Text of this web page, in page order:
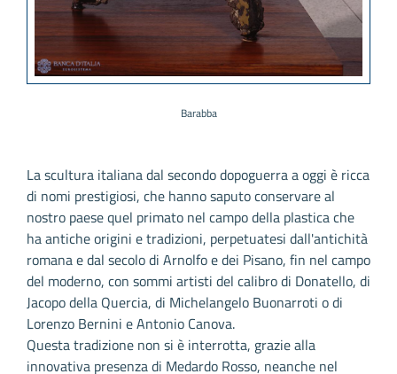
Barabba
La scultura italiana dal secondo dopoguerra a oggi è ricca
di nomi prestigiosi, che hanno saputo conservare al
nostro paese quel primato nel campo della plastica che
ha antiche origini e tradizioni, perpetuatesi dall'antichità
romana e dal secolo di Arnolfo e dei Pisano, fin nel campo
del moderno, con sommi artisti del calibro di Donatello, di
Jacopo della Quercia, di Michelangelo Buonarroti o di
Lorenzo Bernini e Antonio Canova.
Questa tradizione non si è interrotta, grazie alla
innovativa presenza di Medardo Rosso, neanche nel